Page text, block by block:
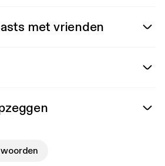
met vrienden